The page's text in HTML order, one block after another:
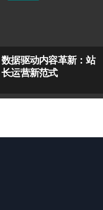
数据驱动内容革新：站
长运营新范式